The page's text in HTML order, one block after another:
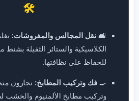
🛠️
🛋️ نقل المجالس والمفروشات:
الكلاسيكية والستائر الثقيلة بشنط
للحفاظ على نظافتها.
🍳 فك وتركيب المطابخ: نجارون
وتركيب مطابخ الألمنيوم والخشب